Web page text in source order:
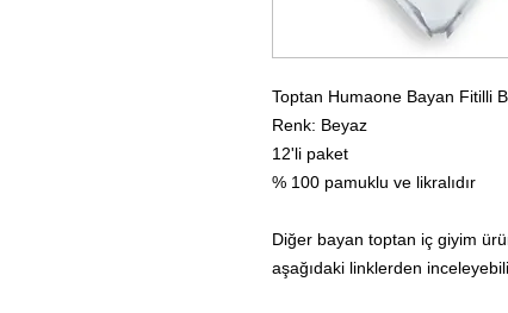
Toptan Humaone Bayan Fitilli
Renk: Beyaz
12'li paket
% 100 pamuklu ve likralıdır
Diğer bayan toptan iç giyim
aşağıdaki linklerden